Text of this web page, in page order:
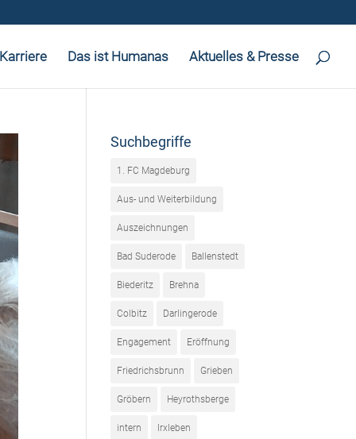
Das ist Humanas Aktuelles & Presse
Suchbegriffe
1. FC Magdeburg
Aus- und Weiterbildung
Auszeichnungen
Bad Suderode Ballenstedt
Biederitz Brehna
Colbitz Darlingerode
Engagement Eröffnung
Friedrichsbrunn Grieben
Gröbern Heyrothsberge
intern Irxleben